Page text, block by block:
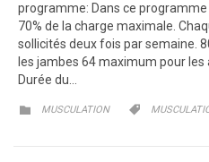
programme: Dans ce
70% de la charge maximale.
sollicités deux fois par semaine.
les jambes 64 maximum pour
Durée du…
 CATEGORY
MUSCULATION  CATEGORY